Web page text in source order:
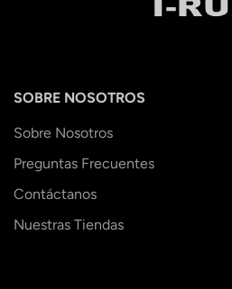
SOBRE NOSOTROS
Sobre Nosotros
Preguntas Frecuentes
Contáctanos
Nuestras Tiendas